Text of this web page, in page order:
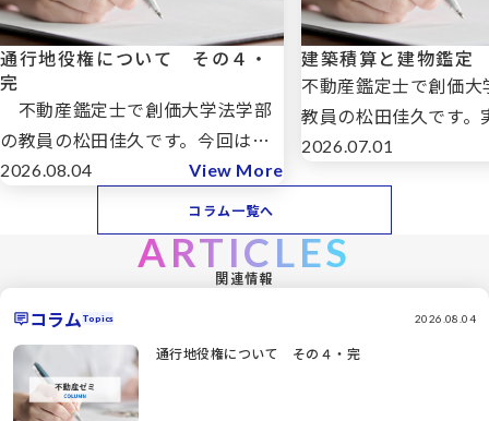
通行地役権について その４・
完
不動産鑑定士で創価大学法学部
の教員の松田佳久です。今回は
「通行地役権について」その４で
すが、その３では地役権の種類・
内容と態様、地役権の取得（設定
行為、時効取得など）についてみ
てきました。今回もその続きでは
ありますが、 […]
2026.08.04 View More
建築積算と建物鑑
不動産鑑定士で創価
教員の松田佳久です
年3月に建築積算士に
した理由は、建築積
動産鑑定士の建物鑑
2026.07.01
コラム一覧へ
ARTICLES
関連情報
2026.08.04
Topics
コラム
通行地役権について その４・完